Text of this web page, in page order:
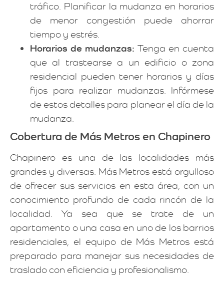
tráfico. Planificar la mudanza en horarios
de menor congestión puede ahorrar
tiempo y estrés.
Horarios de mudanzas: Tenga en cuenta
que al trastearse a un edificio o zona
residencial pueden tener horarios y días
fijos para realizar mudanzas. Infórmese
de estos detalles para planear el día de la
mudanza.
Cobertura de Más Metros en Chapinero
Chapinero es una de las localidades más
grandes y diversas. Más Metros está orgulloso
de ofrecer sus servicios en esta área, con un
conocimiento profundo de cada rincón de la
localidad. Ya sea que se trate de un
apartamento o una casa en uno de los barrios
residenciales, el equipo de Más Metros está
preparado para manejar sus necesidades de
traslado con eficiencia y profesionalismo.